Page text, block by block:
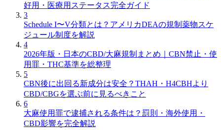
好用・医療用ステータス完全ガイド
3
Schedule I〜V分類とは？アメリカDEAの規制薬物スケ
ジュール制度を解説
4
2026年版・日本のCBD/大麻規制まとめ｜CBN禁止・使
用罪・THC基準を総整理
5
CBN後に出回る新成分は安全？THAH・H4CBHより
CBD/CBGを選ぶ前に見るべきこと
6
大麻使用罪で逮捕される条件は？罰則・海外使用・
CBD影響を完全解説